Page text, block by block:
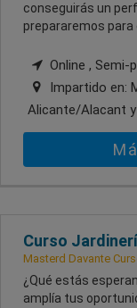
conseguirás un
prepararemos
Online , Semi-
Impartido en:
Alicante/Alacant
Curso
Masterd Davante
¿Qué estás
amplía tus